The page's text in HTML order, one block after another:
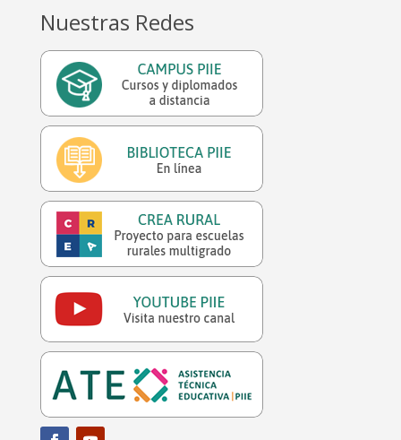
Nuestras Redes